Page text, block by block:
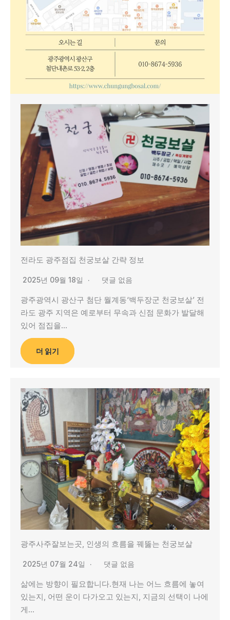
전라도 광주점집 천궁보살 간략 정보
2025년 09월 18일 댓글 없음
광주광역시 광산구 첨단 월계동‘백두장군 천궁보살’ 전
라도 광주 지역은 예로부터 무속과 신점 문화가 발달해
있어 점집을…
더 읽기
광주사주잘보는곳, 인생의 흐름을 꿰뚫는 천궁보살
2025년 07월 24일 댓글 없음
삶에는 방향이 필요합니다.현재 나는 어느 흐름에 놓여
있는지, 어떤 운이 다가오고 있는지, 지금의 선택이 나에
게…